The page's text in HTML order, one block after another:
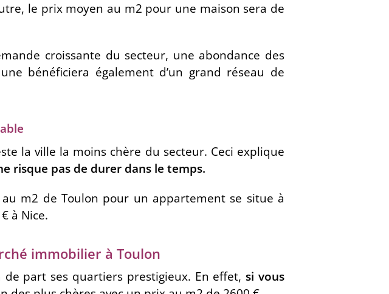
le prix moyen au m2 pour une maison sera de
croissante du secteur, une abondance des
bénéficiera également d’un grand réseau de
la ville la moins chère du secteur. Ceci explique
risque pas de durer dans le temps.
m2 de Toulon pour un appartement se situe à
à Nice.
immobilier à Toulon
part ses quartiers prestigieux. En effet,si vous